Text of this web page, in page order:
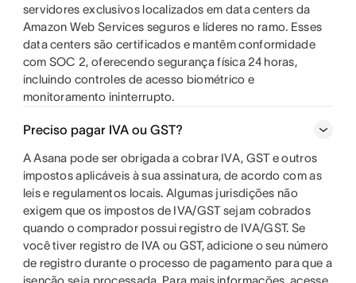
servidores exclusivos localizados em data centers da
Amazon Web Services seguros e líderes no ramo. Esses
data centers são certificados e mantêm conformidade
com SOC 2, oferecendo segurança física 24 horas,
incluindo controles de acesso biométrico e
monitoramento ininterrupto.
Preciso pagar IVA ou GST?
A Asana pode ser obrigada a cobrar IVA, GST e outros
impostos aplicáveis à sua assinatura, de acordo com as
leis e regulamentos locais. Algumas jurisdições não
exigem que os impostos de IVA/GST sejam cobrados
quando o comprador possui registro de IVA/GST. Se
você tiver registro de IVA ou GST, adicione o seu número
de registro durante o processo de pagamento para que a
isenção seja processada. Para mais informações, acesse